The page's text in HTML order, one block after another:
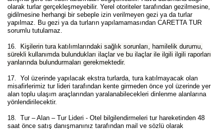
olarak turlar gerçekleşmeyebilir. Yerel otoriteler tarafından gezilmesine,
gidilmesine herhangi bir sebeple izin verilmeyen gezi ya da turlar
yapılmaz. Bu gezi ya da turların yapılamamasından CARETTA TUR
sorumlu tutulamaz.
16.
Kişilerin tura katılımlarındaki sağlık sorunları, hamilelik durumu,
sürekli kullanımda bulundukları ilaçlar ve bu ilaçlar ile ilgili ilgili raporları
yanlarında bulundurmaları gerekmektedir.
17. Yol üzerinde yapılacak ekstra turlarda, tura katılmayacak olan
misafirlerimiz tur lideri tarafından kente girmeden önce yol üzerinde yer
alan toplu ulaşım araçlarından yaralanabilecekleri dinlenme alanlarına
yönlendirilecektir.
18. Tur – Alan – Tur Lideri - Otel bilgilendirmeleri tur hareketinden 48
saat önce satış danışmanınız tarafından mail ve sözlü olarak